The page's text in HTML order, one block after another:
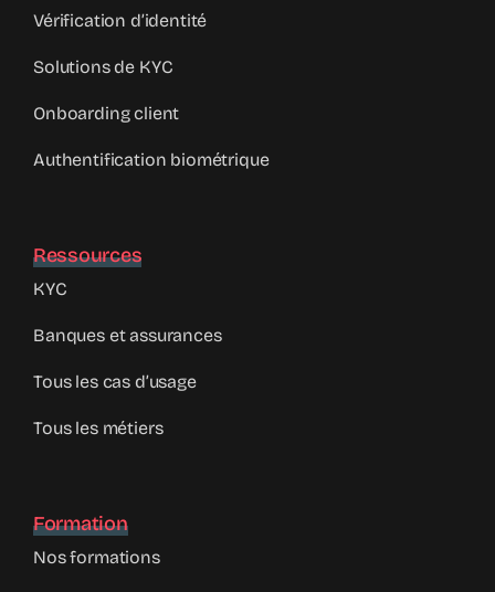
Vérification d’identité
Solutions de KYC
Onboarding client
Authentification biométrique
Ressources
KYC
Banques et assurances
Tous les cas d’usage
Tous les métiers
Formation
Nos formations